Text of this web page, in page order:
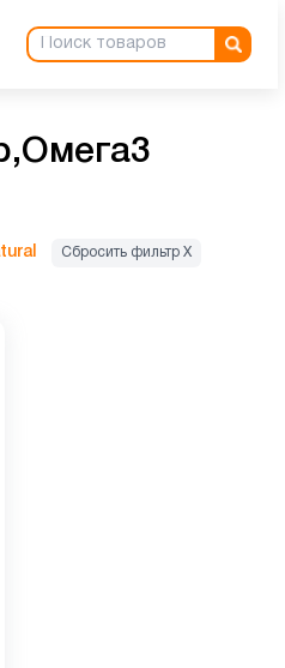
Сбросить фильтр Х